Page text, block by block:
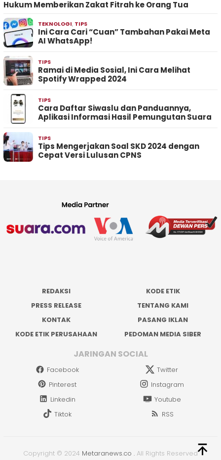
Hukum Memberikan Zakat Fitrah ke Orang Tua
TEKNOLOGI, TIPS
Ini Cara Cari “Cuan” Tambahan Pakai Meta
AI WhatsApp!
TIPS
Ramai di Media Sosial, Ini Cara Melihat
Spotify Wrapped 2024
TIPS
Cara Daftar Siwaslu dan Panduannya,
Aplikasi Informasi Hasil Pemungutan Suara
TIPS
Tips Mengerjakan Soal SKD 2024 dengan
Cepat Versi Lulusan CPNS
REDAKSI
KODE ETIK
PRESS RELEASE
TENTANG KAMI
KONTAK
PASANG IKLAN
KODE ETIK PERUSAHAAN
PEDOMAN MEDIA SIBER
JARINGAN SOCIAL
Facebook
Twitter
Pinterest
Instagram
Linkedin
Youtube
Tiktok
RSS
Copyright © 2024 Metaranews.co . All Rights Reserved